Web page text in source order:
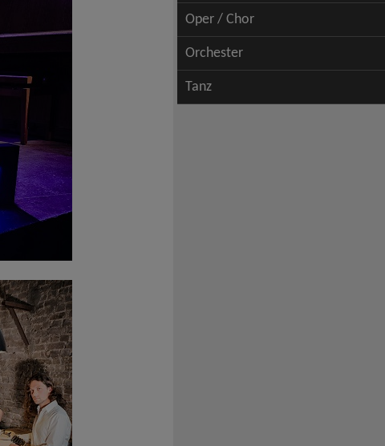
Oper / Chor
Orchester
Tanz